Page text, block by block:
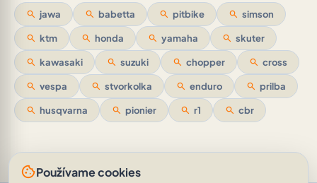
search jawa search babetta search pitbike search simson
search ktm search honda search yamaha search skuter
search kawasaki search suzuki search chopper search cross
search vespa search stvorkolka search enduro search prilba
search husqvarna search pionier search r1 search cbr
cookiePoužívame cookies